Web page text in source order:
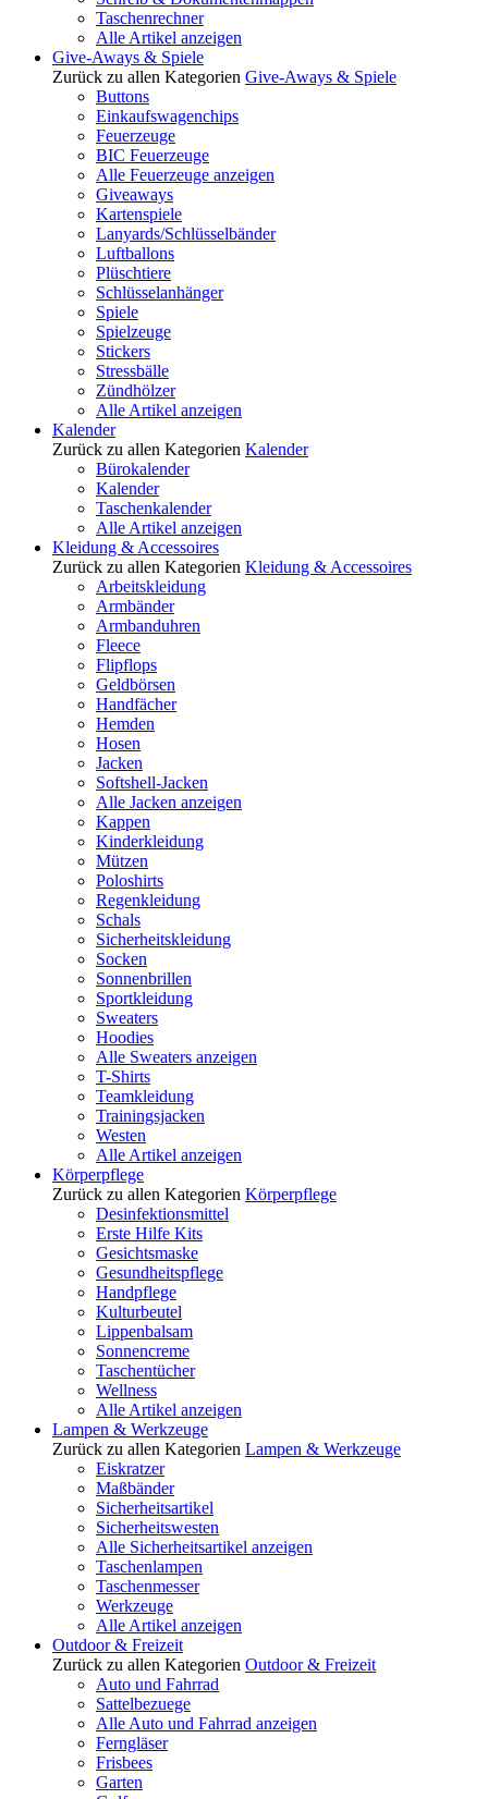
Taschenrechner
Alle Artikel anzeigen
Give-Aways & Spiele
Zurück zu allen Kategorien Give-Aways & Spiele
Buttons
Einkaufswagenchips
Feuerzeuge
BIC Feuerzeuge
Alle Feuerzeuge anzeigen
Giveaways
Kartenspiele
Lanyards/Schlüsselbänder
Luftballons
Plüschtiere
Schlüsselanhänger
Spiele
Spielzeuge
Stickers
Stressbälle
Zündhölzer
Alle Artikel anzeigen
Kalender
Zurück zu allen Kategorien Kalender
Bürokalender
Kalender
Taschenkalender
Alle Artikel anzeigen
Kleidung & Accessoires
Zurück zu allen Kategorien Kleidung & Accessoires
Arbeitskleidung
Armbänder
Armbanduhren
Fleece
Flipflops
Geldbörsen
Handfächer
Hemden
Hosen
Jacken
Softshell-Jacken
Alle Jacken anzeigen
Kappen
Kinderkleidung
Mützen
Poloshirts
Regenkleidung
Schals
Sicherheitskleidung
Socken
Sonnenbrillen
Sportkleidung
Sweaters
Hoodies
Alle Sweaters anzeigen
T-Shirts
Teamkleidung
Trainingsjacken
Westen
Alle Artikel anzeigen
Körperpflege
Zurück zu allen Kategorien Körperpflege
Desinfektionsmittel
Erste Hilfe Kits
Gesichtsmaske
Gesundheitspflege
Handpflege
Kulturbeutel
Lippenbalsam
Sonnencreme
Taschentücher
Wellness
Alle Artikel anzeigen
Lampen & Werkzeuge
Zurück zu allen Kategorien Lampen & Werkzeuge
Eiskratzer
Maßbänder
Sicherheitsartikel
Sicherheitswesten
Alle Sicherheitsartikel anzeigen
Taschenlampen
Taschenmesser
Werkzeuge
Alle Artikel anzeigen
Outdoor & Freizeit
Zurück zu allen Kategorien Outdoor & Freizeit
Auto und Fahrrad
Sattelbezuege
Alle Auto und Fahrrad anzeigen
Ferngläser
Frisbees
Garten